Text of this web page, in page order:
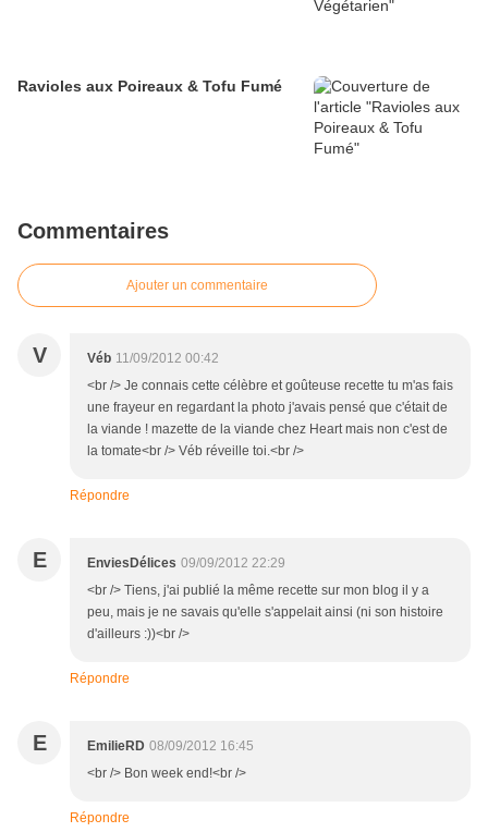
Ravioles aux Poireaux & Tofu Fumé
Commentaires
Ajouter un commentaire
V Véb 11/09/2012 00:42
<br /> Je connais cette célèbre et goûteuse recette tu m'as fais
une frayeur en regardant la photo j'avais pensé que c'était de
la viande ! mazette de la viande chez Heart mais non c'est de
la tomate<br /> Véb réveille toi.<br />
Répondre
E EnviesDélices 09/09/2012 22:29
<br /> Tiens, j'ai publié la même recette sur mon blog il y a
peu, mais je ne savais qu'elle s'appelait ainsi (ni son histoire
d'ailleurs :))<br />
Répondre
E EmilieRD 08/09/2012 16:45
<br /> Bon week end!<br />
Répondre